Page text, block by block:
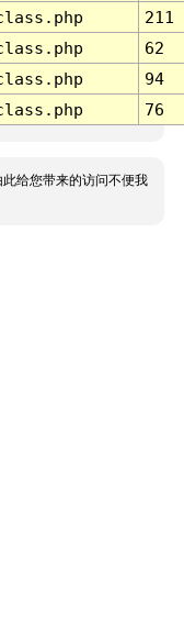
211
62
94
76
给您带来的访问不便我